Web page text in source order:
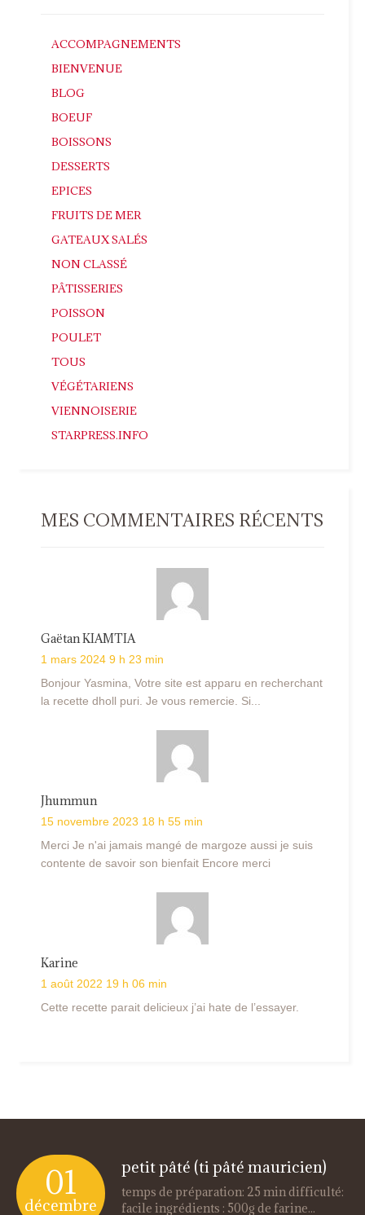
ACCOMPAGNEMENTS
BIENVENUE
BLOG
BOEUF
BOISSONS
DESSERTS
EPICES
FRUITS DE MER
GATEAUX SALÉS
NON CLASSÉ
PÂTISSERIES
POISSON
POULET
TOUS
VÉGÉTARIENS
VIENNOISERIE
STARPRESS.INFO
MES COMMENTAIRES RÉCENTS
Gaëtan KIAMTIA
1 mars 2024 9 h 23 min
Bonjour Yasmina, Votre site est apparu en recherchant
la recette dholl puri. Je vous remercie. Si...
Jhummun
15 novembre 2023 18 h 55 min
Merci Je n'ai jamais mangé de margoze aussi je suis
contente de savoir son bienfait Encore merci
Karine
1 août 2022 19 h 06 min
Cette recette parait delicieux j’ai hate de l’essayer.
01
décembre
petit pâté (ti pâté mauricien)
temps de préparation: 25 min difficulté:
facile ingrédients : 500g de farine...